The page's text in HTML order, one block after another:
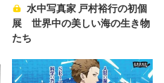
水中写真家 戸村裕行の初個
展 世界中の美しい海の生き物
たち